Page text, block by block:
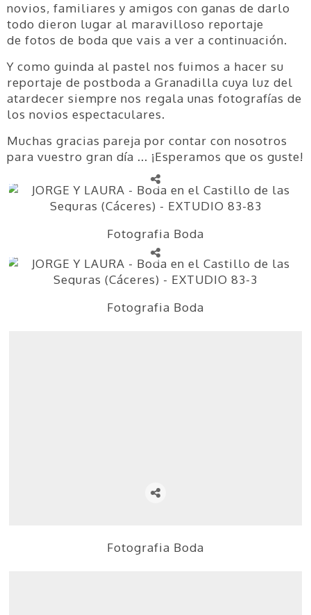
novios, familiares y amigos con ganas de darlo
todo dieron lugar al maravilloso reportaje
de fotos de boda que vais a ver a continuación.
Y como guinda al pastel nos fuimos a hacer su
reportaje de postboda a Granadilla cuya luz del
atardecer siempre nos regala unas fotografías de
los novios espectaculares.
Muchas gracias pareja por contar con nosotros
para vuestro gran día ... ¡Esperamos que os guste!
Fotografia Boda
Fotografia Boda
Fotografia Boda